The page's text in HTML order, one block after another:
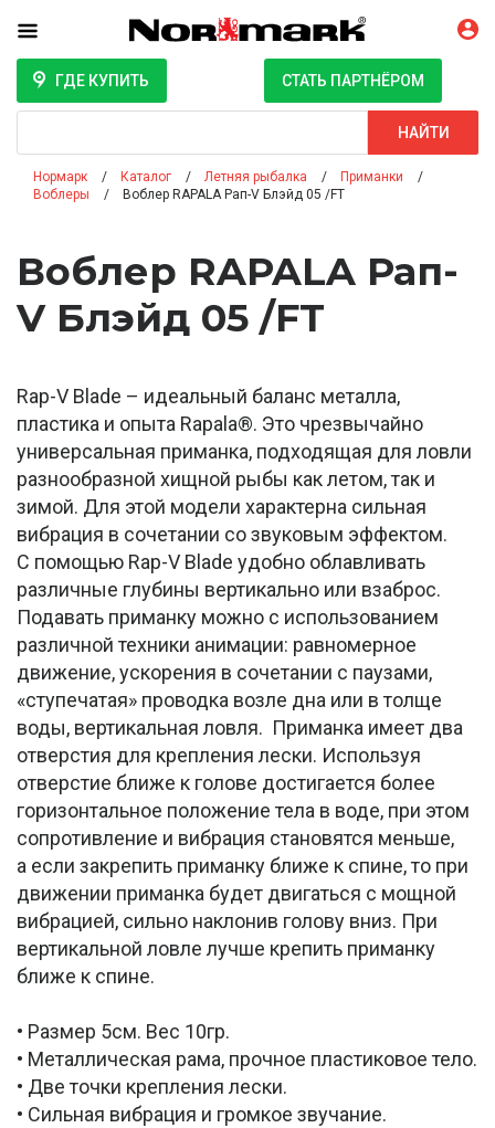
ГДЕ КУПИТЬ СТАТЬ ПАРТНЁРОМ
НАЙТИ
Нормарк Каталог Летняя рыбалка
Приманки
Воблеры
Воблер RAPALA Рап-V Блэйд 05 /FT
Воблер RAPALA Рап-
V Блэйд 05 /FT
Rap-V Blade – идеальный баланс металла,
пластика и опыта Rapala®. Это чрезвычайно
универсальная приманка, подходящая для ловли
разнообразной хищной рыбы как летом, так и
зимой. Для этой модели характерна сильная
вибрация в сочетании со звуковым эффектом.
С помощью Rap-V Blade удобно облавливать
различные глубины вертикально или взаброс.
Подавать приманку можно с использованием
различной техники анимации: равномерное
движение, ускорения в сочетании с паузами,
«ступечатая» проводка возле дна или в толще
воды, вертикальная ловля. Приманка имеет два
отверстия для крепления лески. Используя
отверстие ближе к голове достигается более
горизонтальное положение тела в воде, при этом
сопротивление и вибрация становятся меньше,
а если закрепить приманку ближе к спине, то при
движении приманка будет двигаться с мощной
вибрацией, сильно наклонив голову вниз. При
вертикальной ловле лучше крепить приманку
ближе к спине.
• Размер 5см. Вес 10гр.
• Металлическая рама, прочное пластиковое тело.
• Две точки крепления лески.
• Сильная вибрация и громкое звучание.